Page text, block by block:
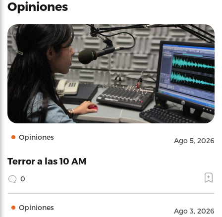
Opiniones
Opiniones Ago 5, 2026
Terror a las 10 AM
0
Opiniones Ago 3, 2026